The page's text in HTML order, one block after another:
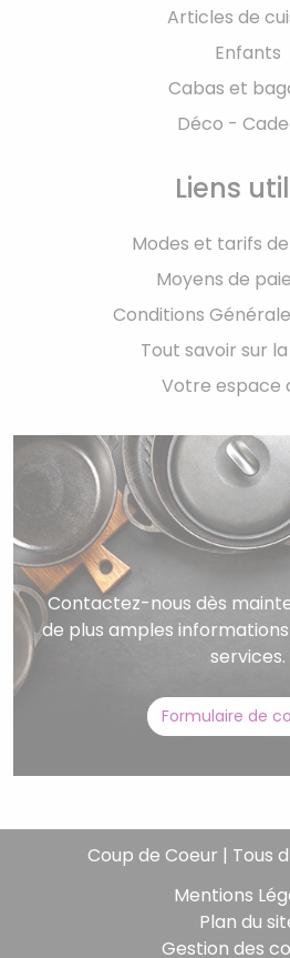
Articles de
Enfants
Cabas et
Déco -
Liens
Modes et tarifs
Moyens de
Conditions
Tout savoir sur
Votre espace
Contactez-nous dès
de plus amples
services.
Formulaire de
Coup de Coeur | Tous
Mentions
Plan du
Gestion des